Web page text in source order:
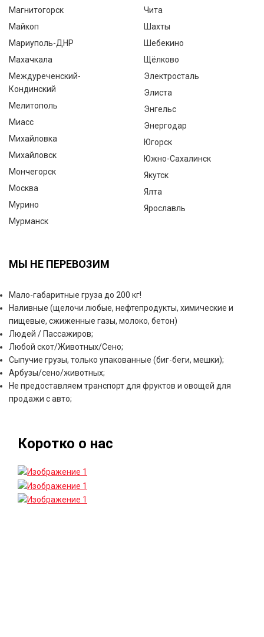
Магнитогорск
Майкоп
Мариуполь-ДНР
Махачкала
Междуреченский-
Кондинский
Мелитополь
Миасс
Михайловка
Михайловск
Мончегорск
Москва
Мурино
Мурманск
Чита
Шахты
Шебекино
Щёлково
Электросталь
Элиста
Энгельс
Энергодар
Югорск
Южно-Сахалинск
Якутск
Ялта
Ярославль
МЫ НЕ ПЕРЕВОЗИМ
Мало-габаритные груза до 200 кг!
Наливные (щелочи любые, нефтепродукты, химические и
пищевые, сжиженные газы, молоко, бетон)
Людей / Пассажиров;
Любой скот/Животных/Сено;
Сыпучие грузы, только упакованные (биг-беги, мешки);
Арбузы/сено/животных;
Не предоставляем транспорт для фруктов и овощей для
продажи с авто;
Коротко о нас